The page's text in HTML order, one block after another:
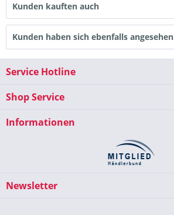
Kunden kauften auch
Kunden haben sich ebenfalls angesehen
Service Hotline
Shop Service
Informationen
Newsletter